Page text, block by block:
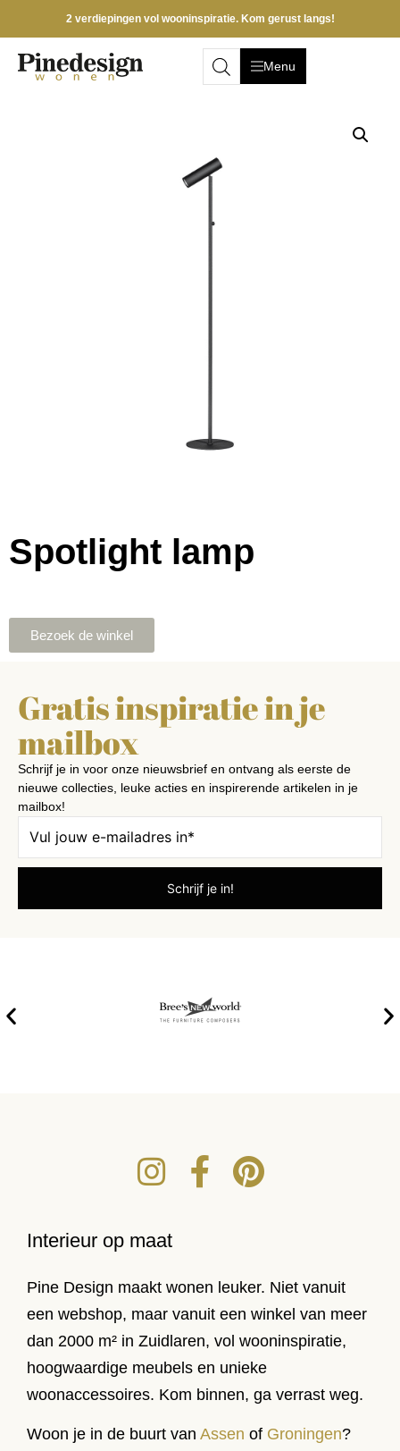
2 verdiepingen vol wooninspiratie. Kom gerust langs!
Menu
Spotlight lamp
Bezoek de winkel
Gratis inspiratie in je
mailbox
Schrijf je in voor onze nieuwsbrief en ontvang als eerste de
nieuwe collecties, leuke acties en inspirerende artikelen in je
mailbox!
Interieur op maat
Pine Design maakt wonen leuker. Niet vanuit
een webshop, maar vanuit een winkel van meer
dan 2000 m² in Zuidlaren, vol wooninspiratie,
hoogwaardige meubels en unieke
woonaccessoires. Kom binnen, ga verrast weg.
Woon je in de buurt van Assen of Groningen?